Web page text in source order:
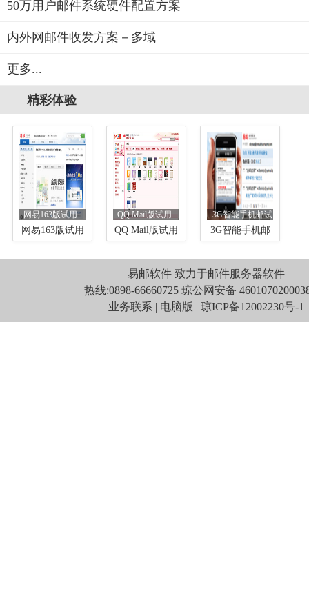
50万用户邮件系统硬件配置方案
内外网邮件收发方案－多域
更多...
精彩体验
网易163版试用
网易163版试用
QQ Mail版试用
QQ Mail版试用
3G智能手机邮试
用
3G智能手机邮
易邮软件 致力于邮件服务器软件
热线:0898-66660725 琼公网安备
业务联系 | 电脑版 | 琼ICP备12002230号-1